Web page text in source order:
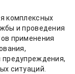
комплексных
и проведения
применения
предупреждения,
ситуаций.